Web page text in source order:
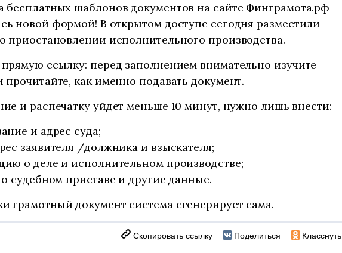
бесплатных шаблонов документов на сайте Финграмота.рф
новой формой! В открытом доступе сегодня разместили
приостановлении исполнительного производства.
ссылку: перед заполнением внимательно изучите
прочитайте, как именно подавать документ.
и распечатку уйдет меньше 10 минут, нужно лишь внести:
и адрес суда;
заявителя /должника и взыскателя;
о деле и исполнительном производстве;
судебном приставе и другие данные.
грамотный документ система сгенерирует сама.
Скопировать ссылку Поделиться Класснуть